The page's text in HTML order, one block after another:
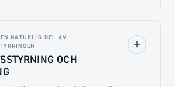
NATURLIG DEL AV
OCH